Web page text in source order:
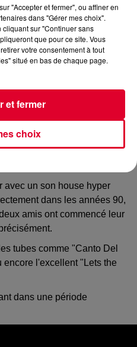
FG vous fait découvrir la
la dernière sortie
cœur c’est
house deMilk & Sugar
avec un son house hyper
dans les années 90,
amis ont commencé leur
tubes comme "Canto Del
encore l'excellent "Lets the
dans une période
"Accepter et fermer", ou affiner en
dans "Gérer mes choix".
sur "Continuer sans
que pour ce site. Vous
votre consentement à tout
situé en bas de chaque page.
choix
et fermer